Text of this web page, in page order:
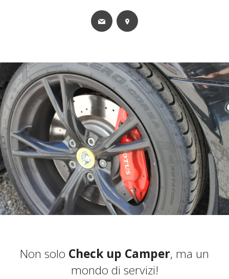
Non solo Check up Camper, ma un
mondo di servizi!